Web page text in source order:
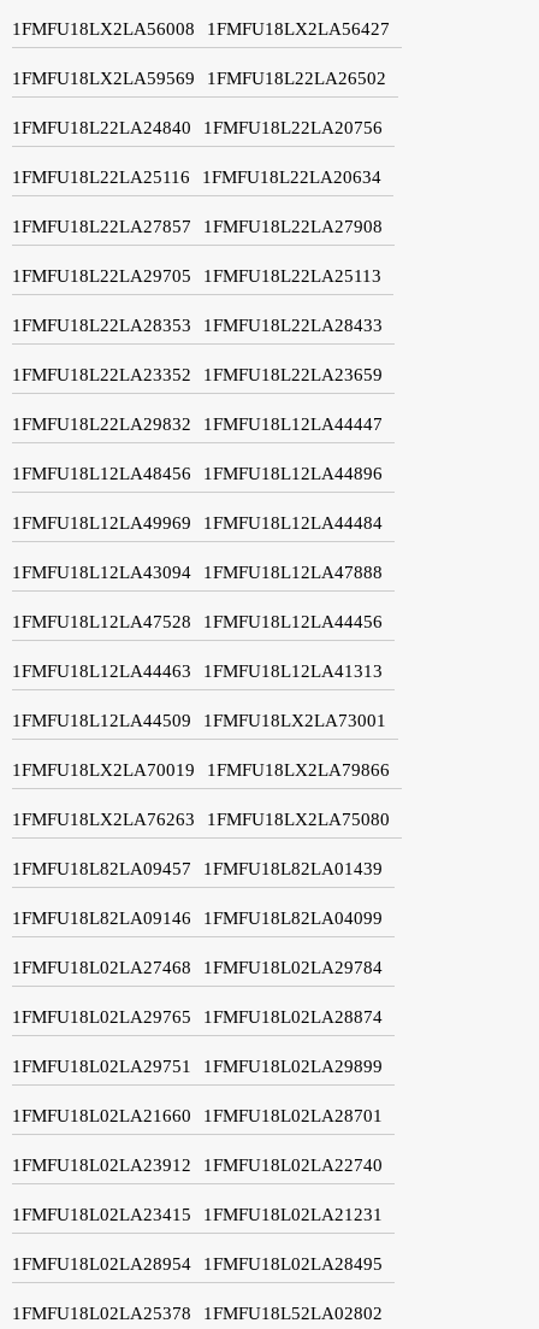
1FMFU18LX2LA56008 1FMFU18LX2LA56427
1FMFU18LX2LA59569 1FMFU18L22LA26502
1FMFU18L22LA24840 1FMFU18L22LA20756
1FMFU18L22LA25116 1FMFU18L22LA20634
1FMFU18L22LA27857 1FMFU18L22LA27908
1FMFU18L22LA29705 1FMFU18L22LA25113
1FMFU18L22LA28353 1FMFU18L22LA28433
1FMFU18L22LA23352 1FMFU18L22LA23659
1FMFU18L22LA29832 1FMFU18L12LA44447
1FMFU18L12LA48456 1FMFU18L12LA44896
1FMFU18L12LA49969 1FMFU18L12LA44484
1FMFU18L12LA43094 1FMFU18L12LA47888
1FMFU18L12LA47528 1FMFU18L12LA44456
1FMFU18L12LA44463 1FMFU18L12LA41313
1FMFU18L12LA44509 1FMFU18LX2LA73001
1FMFU18LX2LA70019 1FMFU18LX2LA79866
1FMFU18LX2LA76263 1FMFU18LX2LA75080
1FMFU18L82LA09457 1FMFU18L82LA01439
1FMFU18L82LA09146 1FMFU18L82LA04099
1FMFU18L02LA27468 1FMFU18L02LA29784
1FMFU18L02LA29765 1FMFU18L02LA28874
1FMFU18L02LA29751 1FMFU18L02LA29899
1FMFU18L02LA21660 1FMFU18L02LA28701
1FMFU18L02LA23912 1FMFU18L02LA22740
1FMFU18L02LA23415 1FMFU18L02LA21231
1FMFU18L02LA28954 1FMFU18L02LA28495
1FMFU18L02LA25378 1FMFU18L52LA02802